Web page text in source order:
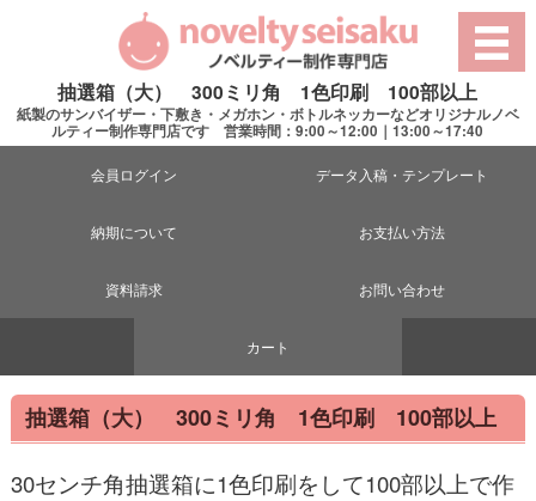
抽選箱（大） 300ミリ角 1色印刷 100部以上
紙製のサンバイザー・下敷き・メガホン・ボトルネッカーなどオリジナルノベ
ルティー制作専門店です 営業時間：9:00～12:00｜13:00～17:40
会員ログイン データ入稿・テンプレート
納期について お支払い方法
資料請求 お問い合わせ
カート
抽選箱（大） 300ミリ角 1色印刷 100部以上
30センチ角抽選箱に1色印刷をして100部以上で作